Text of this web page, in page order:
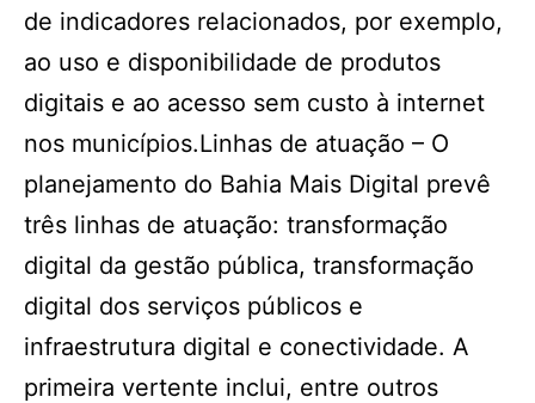
de indicadores relacionados, por exemplo,
ao uso e disponibilidade de produtos
digitais e ao acesso sem custo à internet
nos municípios.Linhas de atuação – O
planejamento do Bahia Mais Digital prevê
três linhas de atuação: transformação
digital da gestão pública, transformação
digital dos serviços públicos e
infraestrutura digital e conectividade. A
primeira vertente inclui, entre outros